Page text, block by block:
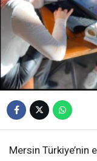
Mersin Türkiye’nin